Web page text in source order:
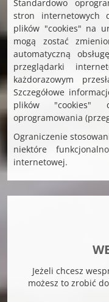
Jeżeli chcesz
możesz to zrobić
Standardowo
stron internetowych
plików "cookies" na
mogą zostać
automatyczną
przeglądarki
każdorazowym
Szczegółowe
plików "cookies"
oprogramowania
Ograniczenie
niektóre
internetowej.